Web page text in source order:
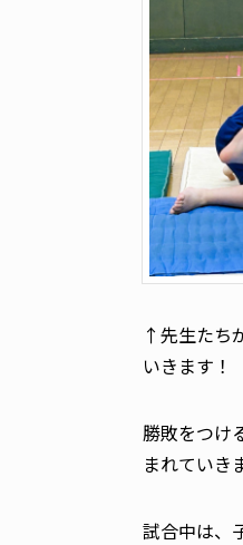
↑先生たち
いきます！
勝敗をつけ
まれていき
試合中は、